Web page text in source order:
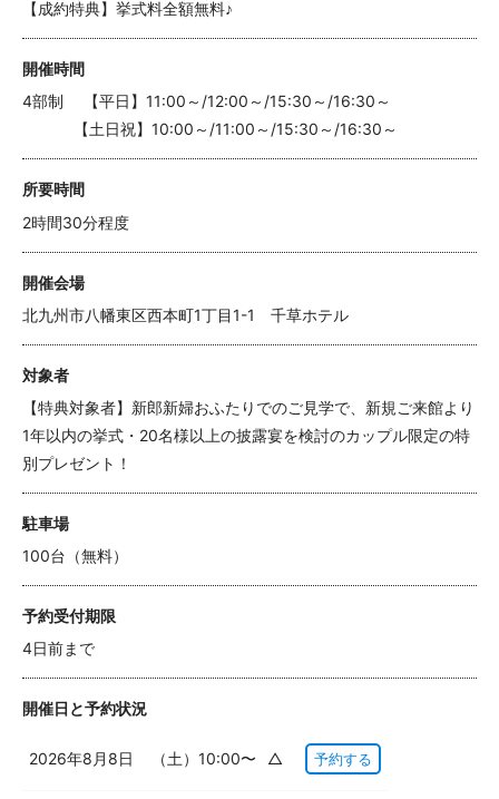
【成約特典】挙式料全額無料♪
開催時間
4部制 【平日】11:00～/12:00～/15:30～/16:30～
【土日祝】10:00～/11:00～/15:30～/16:30～
所要時間
2時間30分程度
開催会場
北九州市八幡東区西本町1丁目1-1 千草ホテル
対象者
【特典対象者】新郎新婦おふたりでのご見学で、新規ご来館より
1年以内の挙式・20名様以上の披露宴を検討のカップル限定の特
別プレゼント！
駐車場
100台（無料）
予約受付期限
4日前まで
開催日と予約状況
2026年8月8日 （土） 10:00〜 △ 予約する